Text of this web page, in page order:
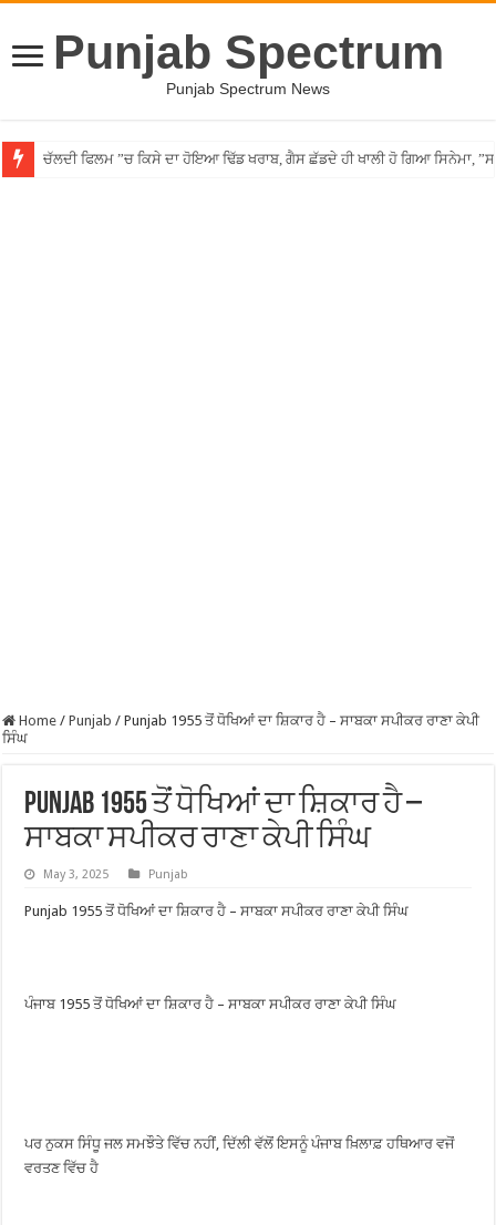
Punjab Spectrum
Punjab Spectrum News
ਚੱਲਦੀ ਫਿਲਮ ”ਚ ਕਿਸੇ ਦਾ ਹੋਇਆ ਢਿੱਡ ਖਰਾਬ, ਗੈਸ ਛੱਡਦੇ ਹੀ ਖਾਲੀ ਹੋ ਗਿਆ ਸਿਨੇਮਾ,
Punjab ”ਚ ਵੱਡੀ ਵਾਰਦਾਤ! ਰਾਹ ”ਚ ਘੇਰ ਨੌਜਵਾਨ ਦਾ ਸ਼ਰੇਆਮ ਗੋਲ਼ੀਆਂ ਮਾਰ ਕੇ ਕੀਤਾ
Home / Punjab / Punjab 1955 ਤੋਂ ਧੋਖਿਆਂ ਦਾ ਸ਼ਿਕਾਰ ਹੈ – ਸਾਬਕਾ ਸਪੀਕਰ ਰਾਣਾ ਕੇਪੀ
ਸਿੰਘ
Punjab 1955 ਤੋਂ ਧੋਖਿਆਂ ਦਾ ਸ਼ਿਕਾਰ ਹੈ –
ਸਾਬਕਾ ਸਪੀਕਰ ਰਾਣਾ ਕੇਪੀ ਸਿੰਘ
May 3, 2025 Punjab
Punjab 1955 ਤੋਂ ਧੋਖਿਆਂ ਦਾ ਸ਼ਿਕਾਰ ਹੈ – ਸਾਬਕਾ ਸਪੀਕਰ ਰਾਣਾ ਕੇਪੀ ਸਿੰਘ
ਪੰਜਾਬ 1955 ਤੋਂ ਧੋਖਿਆਂ ਦਾ ਸ਼ਿਕਾਰ ਹੈ – ਸਾਬਕਾ ਸਪੀਕਰ ਰਾਣਾ ਕੇਪੀ ਸਿੰਘ
ਪਰ ਨੁਕਸ ਸਿੰਧੂ ਜਲ ਸਮਝੌਤੇ ਵਿੱਚ ਨਹੀਂ, ਦਿੱਲੀ ਵੱਲੋਂ ਇਸਨੂੰ ਪੰਜਾਬ ਖ਼ਿਲਾਫ਼ ਹਥਿਆਰ ਵਜੋਂ
ਵਰਤਣ ਵਿੱਚ ਹੈ